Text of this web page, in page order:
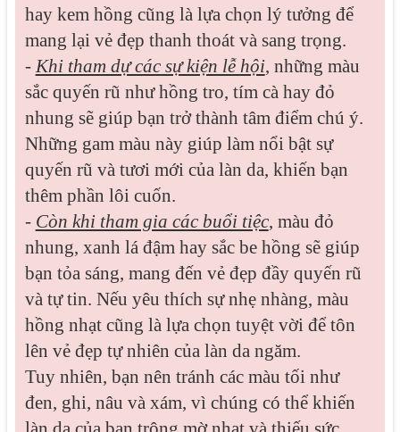
hay kem hồng cũng là lựa chọn lý tưởng để
mang lại vẻ đẹp thanh thoát và sang trọng.
- Khi tham dự các sự kiện lễ hội, những màu
sắc quyến rũ như hồng tro, tím cà hay đỏ
nhung sẽ giúp bạn trở thành tâm điểm chú ý.
Những gam màu này giúp làm nổi bật sự
quyến rũ và tươi mới của làn da, khiến bạn
thêm phần lôi cuốn.
- Còn khi tham gia các buổi tiệc, màu đỏ
nhung, xanh lá đậm hay sắc be hồng sẽ giúp
bạn tỏa sáng, mang đến vẻ đẹp đầy quyến rũ
và tự tin. Nếu yêu thích sự nhẹ nhàng, màu
hồng nhạt cũng là lựa chọn tuyệt vời để tôn
lên vẻ đẹp tự nhiên của làn da ngăm.
Tuy nhiên, bạn nên tránh các màu tối như
đen, ghi, nâu và xám, vì chúng có thể khiến